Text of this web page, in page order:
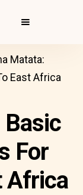
Matata:
East Africa
For
Africa